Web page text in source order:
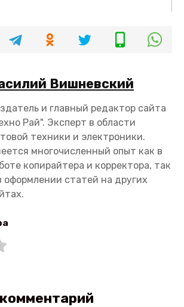
Вишневский
и главный редактор сайта
Рай". Эксперт в области
техники и электроники.
многочисленный опыт как в
копирайтера и корректора, так
оформлении статей на других